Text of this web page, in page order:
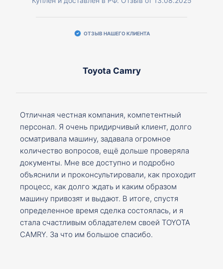
ОТЗЫВ НАШЕГО КЛИЕНТА
Toyota Camry
Отличная честная компания, компетентный
персонал. Я очень придирчивый клиент, долго
осматривала машину, задавала огромное
количество вопросов, ещё дольше проверяла
документы. Мне все доступно и подробно
объяснили и проконсультировали, как проходит
процесс, как долго ждать и каким образом
машину привозят и выдают. В итоге, спустя
определенное время сделка состоялась, и я
стала счастливым обладателем своей TOYOTA
CAMRY. За что им большое спасибо.